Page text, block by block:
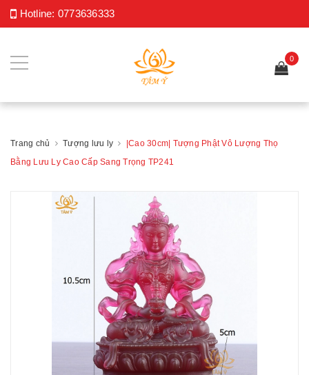
Hotline: 0773636333
0
Trang chủ Tượng lưu ly |Cao 30cm| Tượng Phật Vô Lượng Thọ
Bằng Lưu Ly Cao Cấp Sang Trọng TP241